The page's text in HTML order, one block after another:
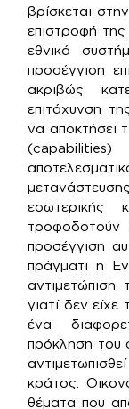
βρίσκεται
επιστροφή
εθνικά
προσέγγιση
ακριβώς
επιτάχυνση
να αποκτήσει
εσωτερικής
προσέγγιση
πράγματι η
γιατί δεν είχε
ένα
πρόκληση του
κράτος.
θέματα που